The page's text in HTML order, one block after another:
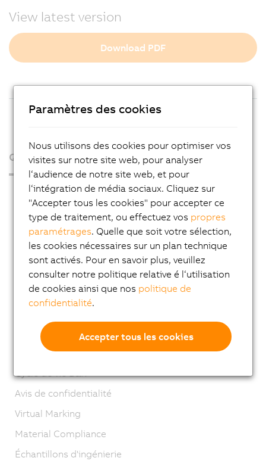
View latest version
Download PDF
Qui sommes-nous ?
Espace presse
AutoMates
Service Email News
Carrière
Adresses
Mentions légales
Cycle de vie B&R
Avis de confidentialité
Virtual Marking
Material Compliance
Échantillons d'ingénierie
Paramètres des cookies
Nous utilisons des cookies pour optimiser vos
visites sur notre site web, pour analyser
l‘audience de notre site web, et pour
l‘intégration de média sociaux. Cliquez sur
"Accepter tous les cookies" pour accepter ce
type de traitement, ou effectuez vos propres
paramétrages. Quelle que soit votre sélection,
les cookies nécessaires sur un plan technique
sont activés. Pour en savoir plus, veuillez
consulter notre politique relative é l‘utilisation
de cookies ainsi que nos politique de
confidentialité.
Accepter tous les cookies